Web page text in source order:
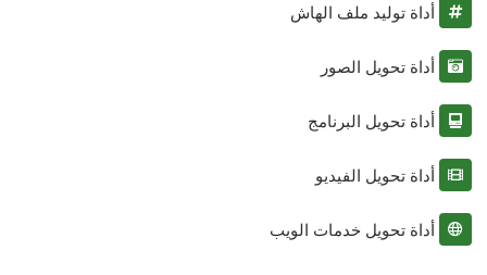
أداة توليد ملف الهاش
أداة تحويل الصور
أداة تحويل البرنامج
أداة تحويل الفيديو
أداة تحويل خدمات الويب